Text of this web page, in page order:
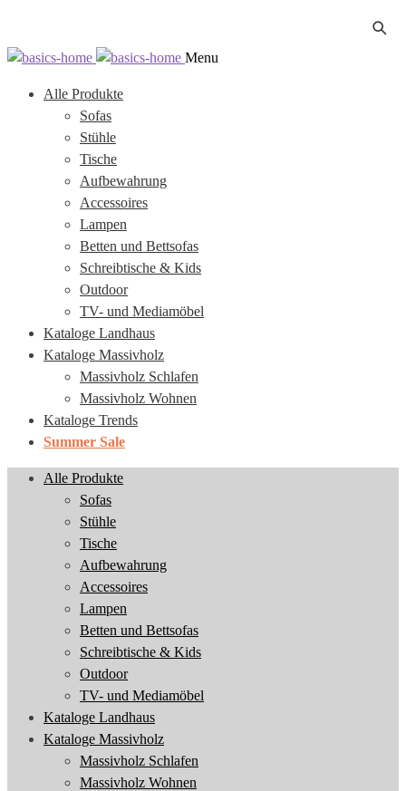
Zur
springen
Zum
springen
Menu
Alle Produkte
Sofas
Stühle
Tische
Aufbewahrung
Accessoires
Lampen
Betten und Bettsofas
Schreibtische & Kids
Outdoor
TV- und Mediamöbel
Kataloge Landhaus
Kataloge Massivholz
Massivholz Schlafen
Massivholz Wohnen
Kataloge Trends
Summer Sale
Alle Produkte
Sofas
Stühle
Tische
Aufbewahrung
Accessoires
Lampen
Betten und Bettsofas
Schreibtische & Kids
Outdoor
TV- und Mediamöbel
Kataloge Landhaus
Kataloge Massivholz
Massivholz Schlafen
Massivholz Wohnen